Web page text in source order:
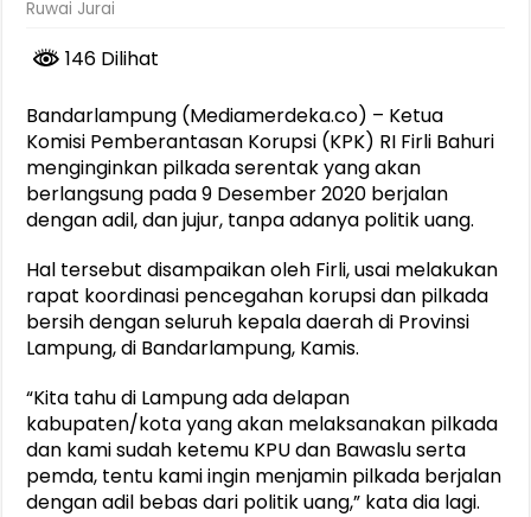
Ruwai Jurai
146 Dilihat
Bandarlampung (Mediamerdeka.co) – Ketua
Komisi Pemberantasan Korupsi (KPK) RI Firli Bahuri
menginginkan pilkada serentak yang akan
berlangsung pada 9 Desember 2020 berjalan
dengan adil, dan jujur, tanpa adanya politik uang.
Hal tersebut disampaikan oleh Firli, usai melakukan
rapat koordinasi pencegahan korupsi dan pilkada
bersih dengan seluruh kepala daerah di Provinsi
Lampung, di Bandarlampung, Kamis.
“Kita tahu di Lampung ada delapan
kabupaten/kota yang akan melaksanakan pilkada
dan kami sudah ketemu KPU dan Bawaslu serta
pemda, tentu kami ingin menjamin pilkada berjalan
dengan adil bebas dari politik uang,” kata dia lagi.